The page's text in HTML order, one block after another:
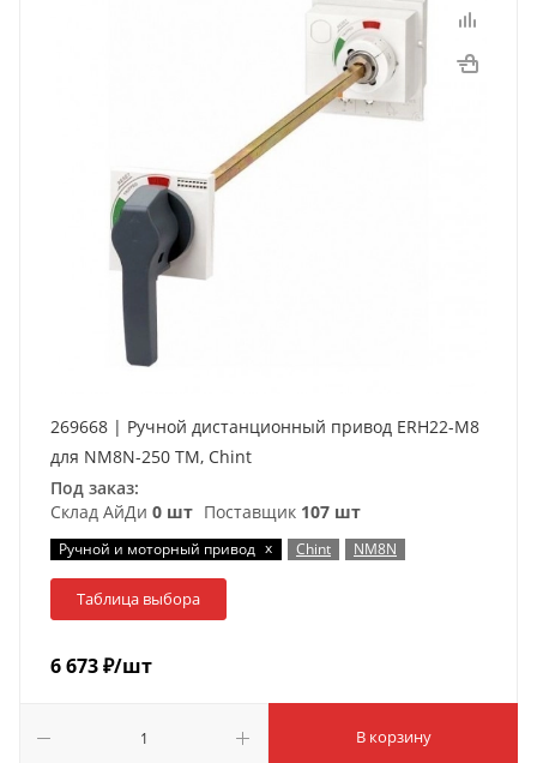
269668 | Ручной дистанционный привод ERH22-M8
для NM8N-250 TM, Chint
Под заказ:
Склад АйДи 0 шт Поставщик 107 шт
Ручной и моторный привод x Chint NM8N
Таблица выбора
6 673₽/шт
В корзину